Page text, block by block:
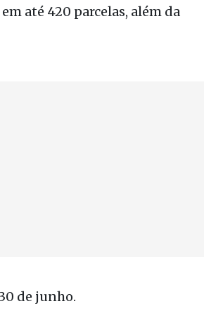
até 420 parcelas, além da
de junho.